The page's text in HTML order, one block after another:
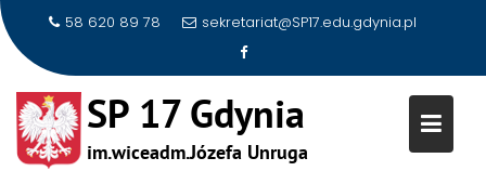
content
58 620 89 78 sekretariat@SP17.edu.gdynia.pl
MICHALINKA SZAJMAN Z KLASY
A WYŚPIEWAŁA DLA NASZEJ
SZKOŁY I MIEJSCE